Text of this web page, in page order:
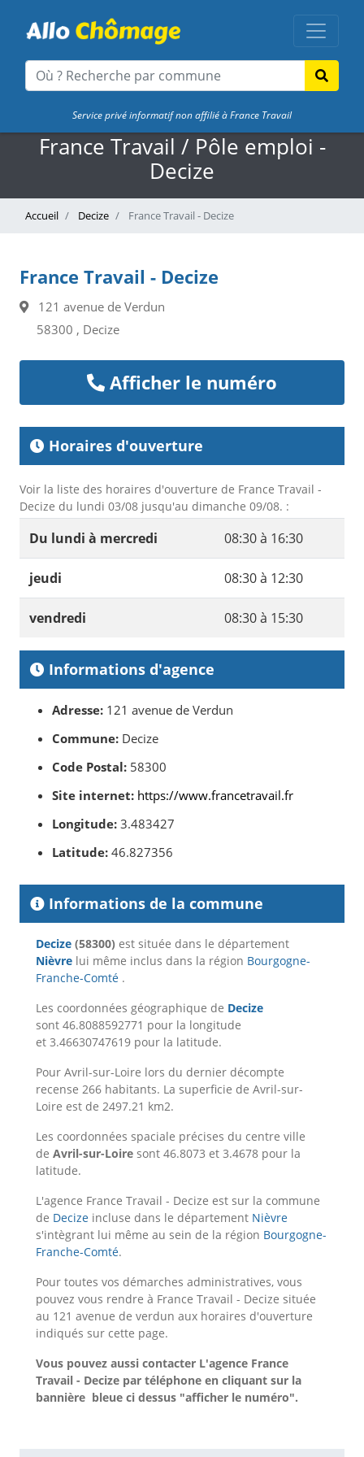
Service privé informatif non affilié à France Travail
France Travail / Pôle emploi -
Decize
Accueil Decize France Travail - Decize
France Travail - Decize
121 avenue de Verdun
58300 , Decize
Afficher le numéro
Horaires d'ouverture
Voir la liste des horaires d'ouverture de France Travail -
Decize du lundi 03/08 jusqu'au dimanche 09/08. :
Du lundi à mercredi 08:30 à 16:30
jeudi 08:30 à 12:30
vendredi 08:30 à 15:30
Informations d'agence
Adresse: 121 avenue de Verdun
Commune: Decize
Code Postal: 58300
Site internet: https://www.francetravail.fr
Longitude: 3.483427
Latitude: 46.827356
Informations de la commune
Decize (58300) est située dans le département
Nièvre lui même inclus dans la région Bourgogne-
Franche-Comté .
Les coordonnées géographique de Decize
sont 46.8088592771 pour la longitude
et 3.46630747619 pour la latitude.
Pour Avril-sur-Loire lors du dernier décompte
recense 266 habitants. La superficie de Avril-sur-
Loire est de 2497.21 km2.
Les coordonnées spaciale précises du centre ville
de Avril-sur-Loire sont 46.8073 et 3.4678 pour la
latitude.
L'agence France Travail - Decize est sur la commune
de Decize incluse dans le département Nièvre
s'intègrant lui même au sein de la région Bourgogne-
Franche-Comté.
Pour toutes vos démarches administratives, vous
pouvez vous rendre à France Travail - Decize située
au 121 avenue de verdun aux horaires d'ouverture
indiqués sur cette page.
Vous pouvez aussi contacter L'agence France
Travail - Decize par téléphone en cliquant sur la
bannière bleue ci dessus "afficher le numéro".